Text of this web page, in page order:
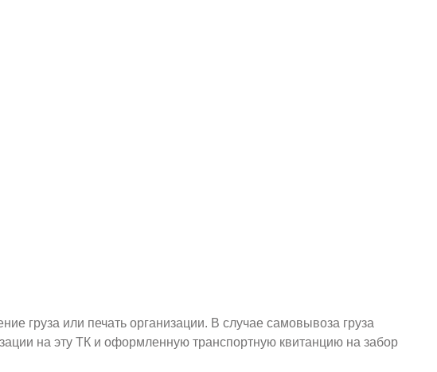
груза или печать организации. В случае самовывоза груза
на эту ТК и оформленную транспортную квитанцию на забор